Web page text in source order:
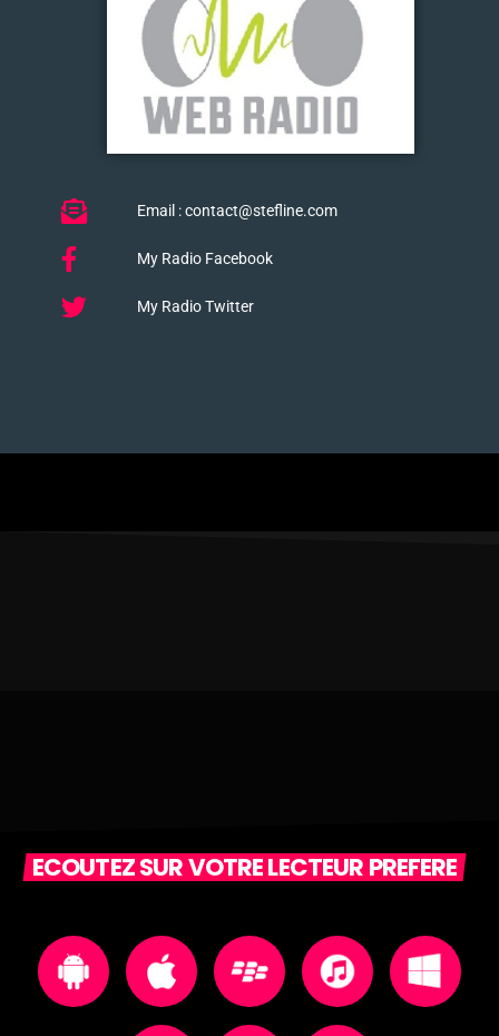
Email : contact@stefline.com
My Radio Facebook
My Radio Twitter
ECOUTEZ SUR VOTRE LECTEUR PREFERE